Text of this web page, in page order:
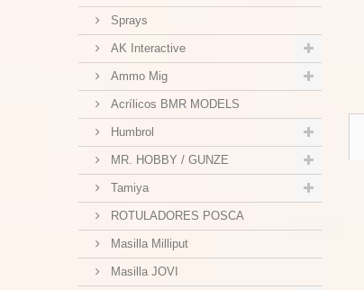
Sprays
AK Interactive
Ammo Mig
Acrílicos BMR MODELS
Humbrol
MR. HOBBY / GUNZE
Tamiya
ROTULADORES POSCA
Masilla Milliput
Masilla JOVI